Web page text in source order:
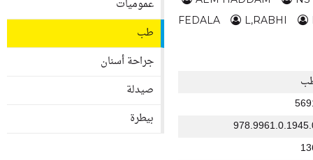
FEDALA
L,RABHI
عموميات
طب
جراحة أسنان
صيدلة
بيطرة